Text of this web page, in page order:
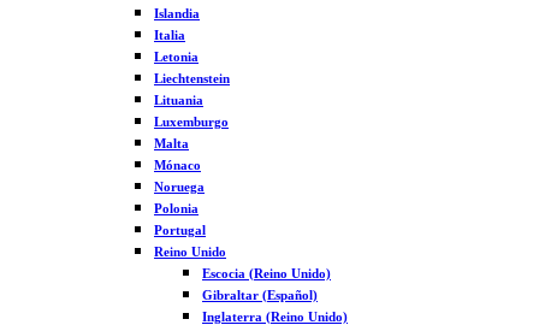
Islandia
Italia
Letonia
Liechtenstein
Lituania
Luxemburgo
Malta
Mónaco
Noruega
Polonia
Portugal
Reino Unido
Escocia (Reino Unido)
Gibraltar (Español)
Inglaterra (Reino Unido)